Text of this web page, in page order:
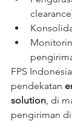
FPS
pendekatan
solution, di
pengiriman